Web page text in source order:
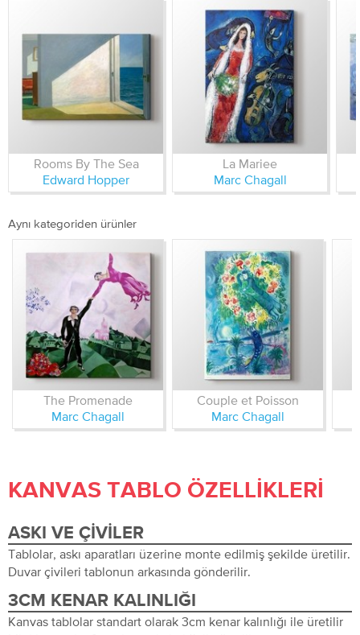
Rooms By The Sea
Edward Hopper
La Mariee
Marc Chagall
Aynı kategoriden ürünler
The Promenade
Marc Chagall
Couple et Poisson
Marc Chagall
KANVAS TABLO ÖZELLIKLERI
ASKI VE ÇIVILER
Tablolar, askı aparatları üzerine monte edilmiş şekilde üretilir.
Duvar çivileri tablonun arkasında gönderilir.
3CM KENAR KALINLIĞI
Kanvas tablolar standart olarak 3cm kenar kalınlığı ile üretilir